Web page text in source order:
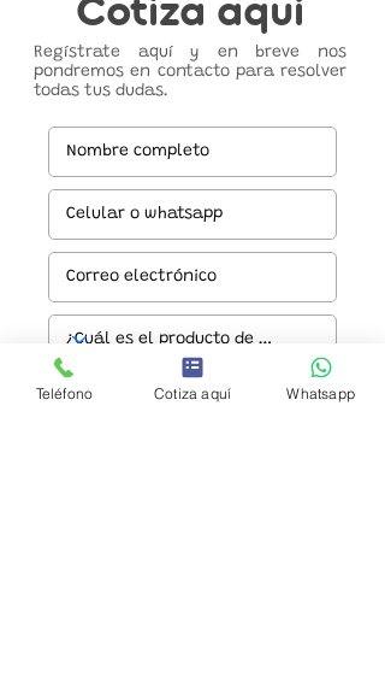
Cotiza aquí
Regístrate aquí y en breve nos
pondremos en contacto para resolver
todas tus dudas.
Teléfono Cotiza aquí Whatsapp